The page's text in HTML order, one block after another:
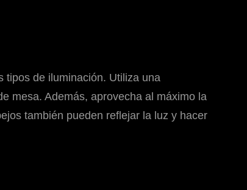
tipos de iluminación. Utiliza una
mesa. Además, aprovecha al máximo la
también pueden reflejar la luz y hacer